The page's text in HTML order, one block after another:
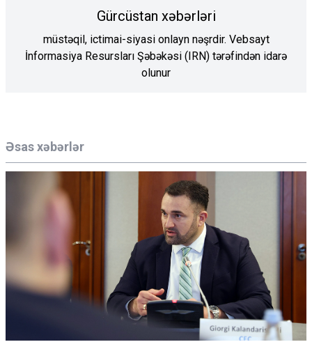
Əsas xəbərlər
Gürcüstan xəbərləri
müstəqil, ictimai-siyasi onlayn nəşrdir. Vebsayt
İnformasiya Resursları Şəbəkəsi (IRN) tərəfindən idarə
olunur